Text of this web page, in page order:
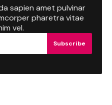
sapien amet pulvinar
pharetra vitae
vel.
Subscribe